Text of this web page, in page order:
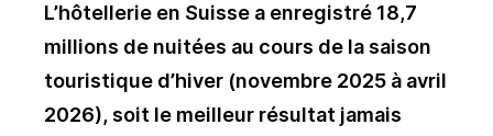
L’hôtellerie en Suisse a enregistré 18,7
millions de nuitées au cours de la saison
touristique d’hiver (novembre 2025 à avril
2026), soit le meilleur résultat jamais